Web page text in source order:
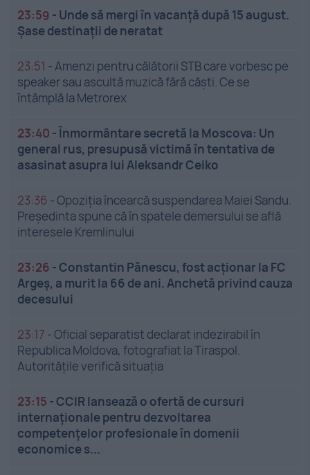
23:59 - Unde să mergi în vacanță după 15 august.
Șase destinații de neratat
23:51 - Amenzi pentru călătorii STB care vorbesc pe
speaker sau ascultă muzică fără căști. Ce se
întâmplă la Metrorex
23:40 -Înmormântare secretă la Moscova: Un
general rus, presupusă victimă în tentativa de
asasinat asupra lui Aleksandr Ceiko
23:36 -Opoziția încearcă suspendarea Maiei Sandu.
Președinta spune că în spatele demersului se află
interesele Kremlinului
23:26 -Constantin Pănescu, fost acționar la FC
Argeș, a murit la 66 de ani. Anchetă privind cauza
decesului
23:17 -Oficial separatist declarat indezirabil în
Republica Moldova, fotografiat la Tiraspol.
Autoritățile verifică situația
23:15 -CCIR lansează o ofertă de cursuri
internaționale pentru dezvoltarea
competențelor profesionale în domenii
economice s...